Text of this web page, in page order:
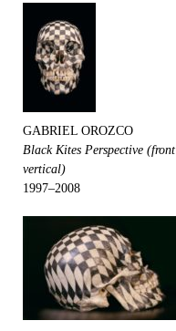
GABRIEL OROZCO
Black Kites Perspective (front
vertical)
1997–2008